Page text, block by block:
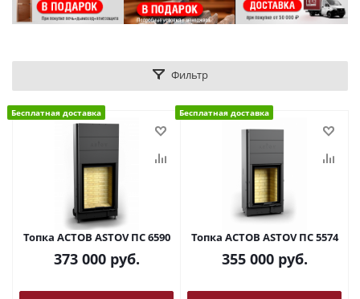
Фильтр
Бесплатная доставка
Топка АСТОВ ASTOV ПС 6590
373 000руб.
Бесплатная доставка
Топка АСТОВ ASTOV ПС 5574
355 000руб.